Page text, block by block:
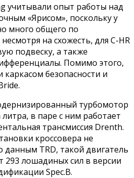
учитывали опыт работы над
«Ярисом», поскольку у
много общего по
на схожесть, для С-HR
подвеску, а также
Помимо этого,
безопасности и
турбомотор
в паре с ним работает
трансмиссия Drenth.
кроссовера не
данным TRD, такой двигатель
293 лошадиных сил в версии
Spec.B.